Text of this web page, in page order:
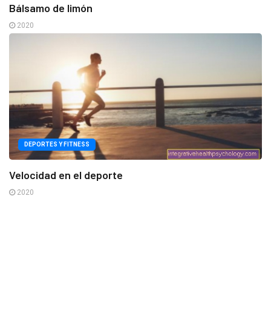
Bálsamo de limón
2020
DEPORTES Y FITNESS
Velocidad en el deporte
2020